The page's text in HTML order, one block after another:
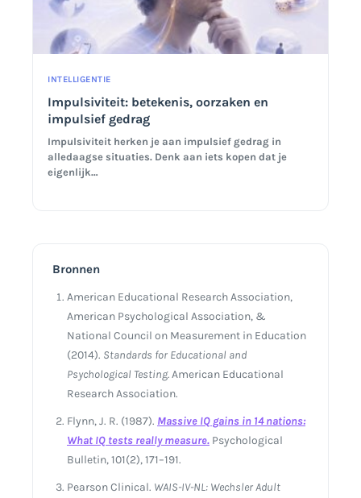
INTELLIGENTIE
Impulsiviteit: betekenis, oorzaken en
impulsief gedrag
Impulsiviteit herken je aan impulsief gedrag in
alledaagse situaties. Denk aan iets kopen dat je
eigenlijk…
Bronnen
American Educational Research Association,
American Psychological Association, &
National Council on Measurement in Education
(2014). Standards for Educational and
Psychological Testing.American Educational
Research Association.
Flynn, J. R. (1987). Massive IQ gains in 14 nations:
What IQ tests really measure. Psychological
Bulletin, 101(2), 171–191.
Pearson Clinical. WAIS-IV-NL: Wechsler Adult